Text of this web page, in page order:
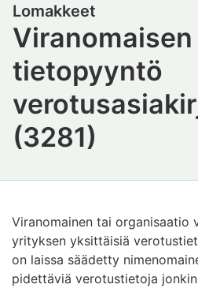
Viranomaisen
tietopyyntö
(3281)
Lomakkeet
Viranomainen tai organisaatio
yrityksen yksittäisiä
on laissa säädetty
pidettäviä verotustietoja